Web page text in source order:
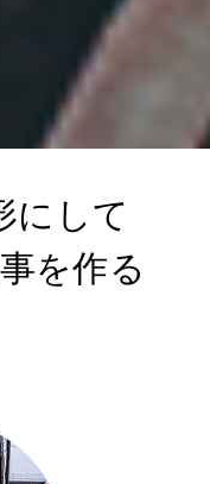
にして
を作る